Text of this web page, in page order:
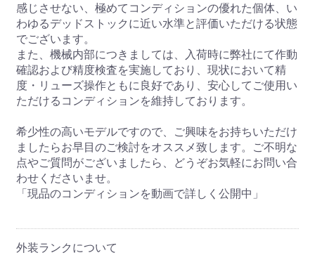
感じさせない、極めてコンディションの優れた個体、い
わゆるデッドストックに近い水準と評価いただける状態
でございます。
また、機械内部につきましては、入荷時に弊社にて作動
確認および精度検査を実施しており、現状において精
度・リューズ操作ともに良好であり、安心してご使用い
ただけるコンディションを維持しております。
希少性の高いモデルですので、ご興味をお持ちいただけ
ましたらお早目のご検討をオススメ致します。ご不明な
点やご質問がございましたら、どうぞお気軽にお問い合
わせくださいませ。
「現品のコンディションを動画で詳しく公開中」
外装ランクについて